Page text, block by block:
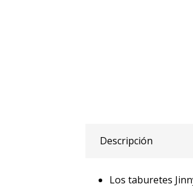
Descripción
Los taburetes